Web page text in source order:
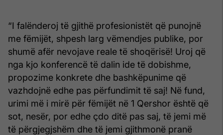
“I falënderoj të gjithë profesionistët që punojnë
me fëmijët, shpesh larg vëmendjes publike, por
shumë afër nevojave reale të shoqërisë! Uroj që
nga kjo konferencë të dalin ide të dobishme,
propozime konkrete dhe bashkëpunime që
vazhdojnë edhe pas përfundimit të saj! Në fund,
urimi më i mirë për fëmijët në 1 Qershor është që
sot, nesër, por edhe çdo ditë pas saj, të jemi më
të përgjegjshëm dhe të jemi gjithmonë pranë